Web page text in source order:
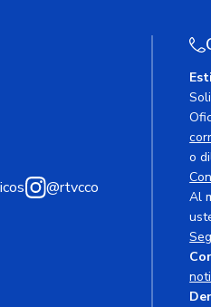
@rtvcco
o
Al